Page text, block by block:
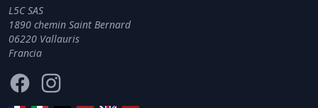
L5C SAS
1890 chemin Saint Bernard
06220 Vallauris
Francia
FacebookInstagram